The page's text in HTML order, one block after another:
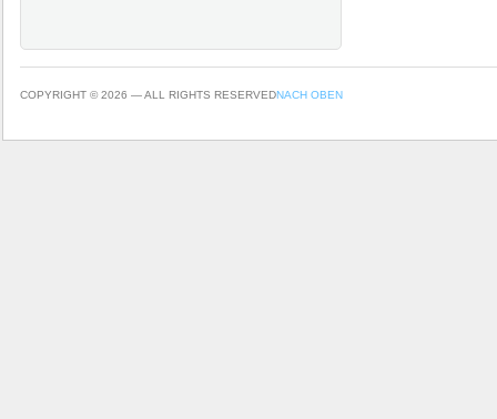
COPYRIGHT © 2026 — ALL RIGHTS RESERVEDNACH OBEN